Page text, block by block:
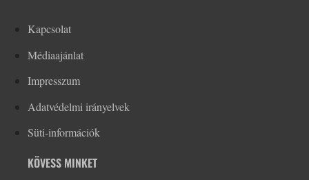
Kapcsolat
Médiaajánlat
Impresszum
Adatvédelmi irányelvek
Süti-információk
KÖVESS MINKET